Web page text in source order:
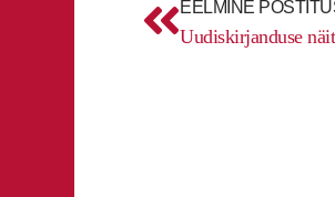
EELMINE
Uudiskirjanduse